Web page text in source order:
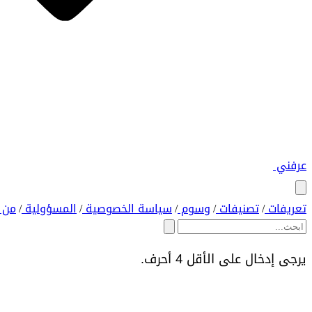
عرفني
تعريفات/ تصنيفات/ وسوم/ سياسة الخصوصية/ المسؤولية/
يرجى إدخال على الأقل 4 أحرف.